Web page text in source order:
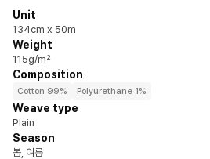
Unit
134cm x 50m
Weight
115g/m²
Composition
Cotton 99% Polyurethane 1%
Weave type
Plain
Season
봄, 여름